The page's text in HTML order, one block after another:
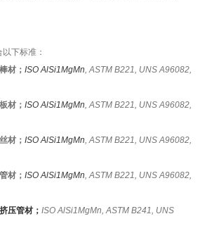
下标准：
材； ISO AlSi1MgMn , ASTM B221, UNS A96082,
材； ISO AlSi1MgMn , ASTM B221, UNS A96082,
材； ISO AlSi1MgMn , ASTM B221, UNS A96082,
材； ISO AlSi1MgMn , ASTM B221, UNS A96082,
压管材； ISO AlSi1MgMn, ASTM B241, UNS